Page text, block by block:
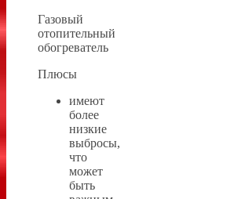
Газовый
отопительный
обогреватель
Плюсы
имеют
более
низкие
выбросы,
что
может
быть